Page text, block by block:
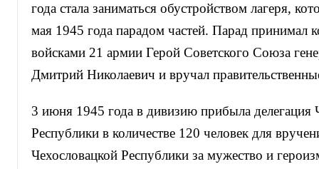
года стала заниматься обустройством лагеря,
мая 1945 года парадом частей. Парад принимал
войсками 21 армии Герой Советского Союза
Дмитрий Николаевич и вручал
3 июня 1945 года в дивизию прибыла делегация
Республики в количестве 120 человек для
Чехословацкой Республики за мужество и